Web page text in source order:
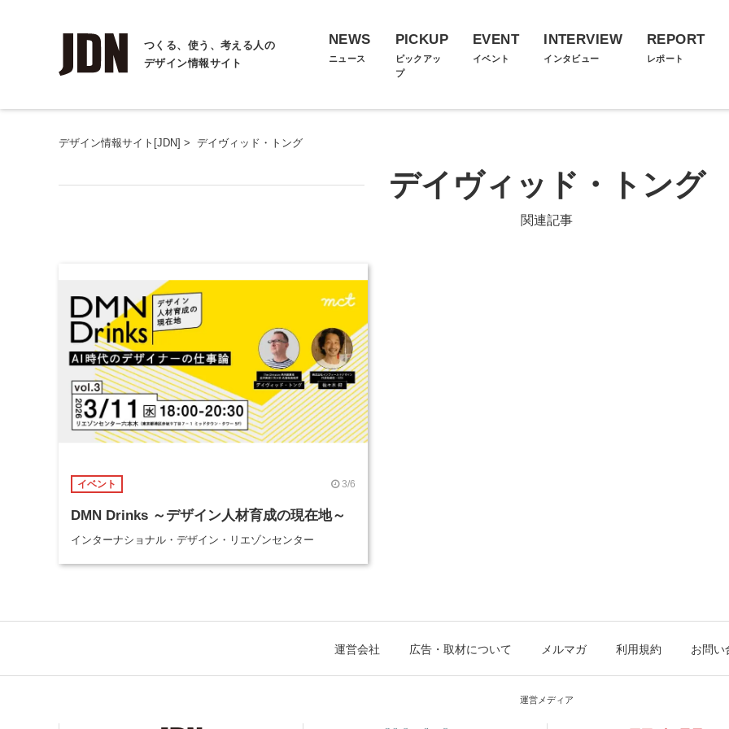
つくる、使う、考える人の
デザイン情報サイト
NEWS
ニュース
PICKUP
ピックアッ
プ
EVENT
イベント
INTERVIEW
インタビュー
REPORT
レポート
デザイン情報サイト[JDN] > デイヴィッド・トング
デイヴィッド・トング
関連記事
イベント 3/6
DMN Drinks ～デザイン人材育成の現在地～
インターナショナル・デザイン・リエゾンセンター
運営会社 広告・取材について メルマガ 利用規約 お問い
運営メディア